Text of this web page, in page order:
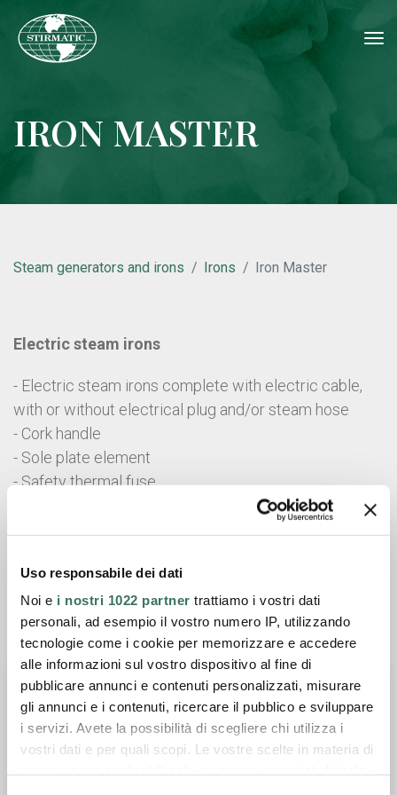
Uso responsabile dei dati
Noi e i nostri 1022 partner trattiamo i vostri dati
personali, ad esempio il vostro numero IP, utilizzando
tecnologie come i cookie per memorizzare e accedere
alle informazioni sul vostro dispositivo al fine di
pubblicare annunci e contenuti personalizzati, misurare
gli annunci e i contenuti, ricercare il pubblico e sviluppare
i servizi. Avete la possibilità di scegliere chi utilizza i
vostri dati e per quali scopi. Le vostre scelte in materia di
IRON MASTER
Steam generators and irons Irons Iron Master
Electric steam irons
- Electric steam irons complete with electric cable,
with or without electrical plug and/or steam hose
- Cork handle
- Sole plate element
- Safety thermal fuse
General catalogue
Request informations